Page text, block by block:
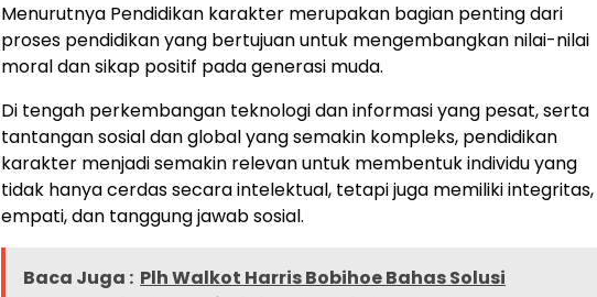
Menurutnya Pendidikan karakter merupakan bagian penting dari
proses pendidikan yang bertujuan untuk mengembangkan nilai-nilai
moral dan sikap positif pada generasi muda.
Di tengah perkembangan teknologi dan informasi yang pesat, serta
tantangan sosial dan global yang semakin kompleks, pendidikan
karakter menjadi semakin relevan untuk membentuk individu yang
tidak hanya cerdas secara intelektual, tetapi juga memiliki integritas,
empati, dan tanggung jawab sosial.
Baca Juga : Plh Walkot Harris Bobihoe Bahas Solusi